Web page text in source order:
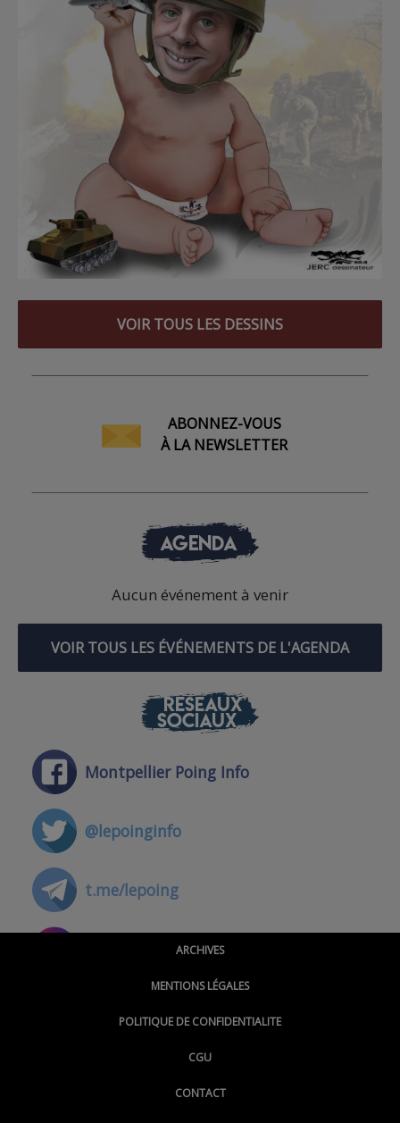
VOIR TOUS LES DESSINS
ABONNEZ-VOUS
À LA NEWSLETTER
AGENDA
Aucun événement à venir
VOIR TOUS LES ÉVÉNEMENTS DE L'AGENDA
RÉSEAUX
SOCIAUX
Montpellier Poing Info
@lepoinginfo
t.me/lepoing
@montpellierpoinginfo
@LePoingMontpellier
ARCHIVES
MENTIONS LÉGALES
POLITIQUE DE CONFIDENTIALITE
CGU
CONTACT